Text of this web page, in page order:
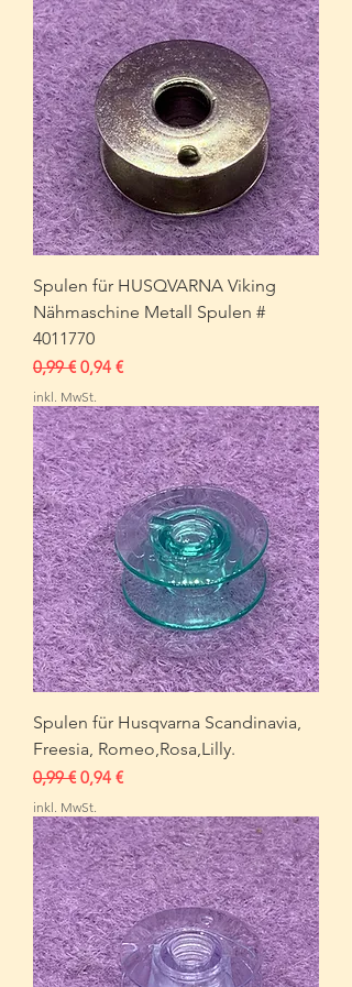
Spulen für HUSQVARNA Viking
Nähmaschine Metall Spulen #
4011770
Standardpreis
0,99 € Sale-Preis
0,94 €
inkl. MwSt.
Spulen für Husqvarna Scandinavia,
Freesia, Romeo,Rosa,Lilly.
Standardpreis
0,99 € Sale-Preis
0,94 €
inkl. MwSt.